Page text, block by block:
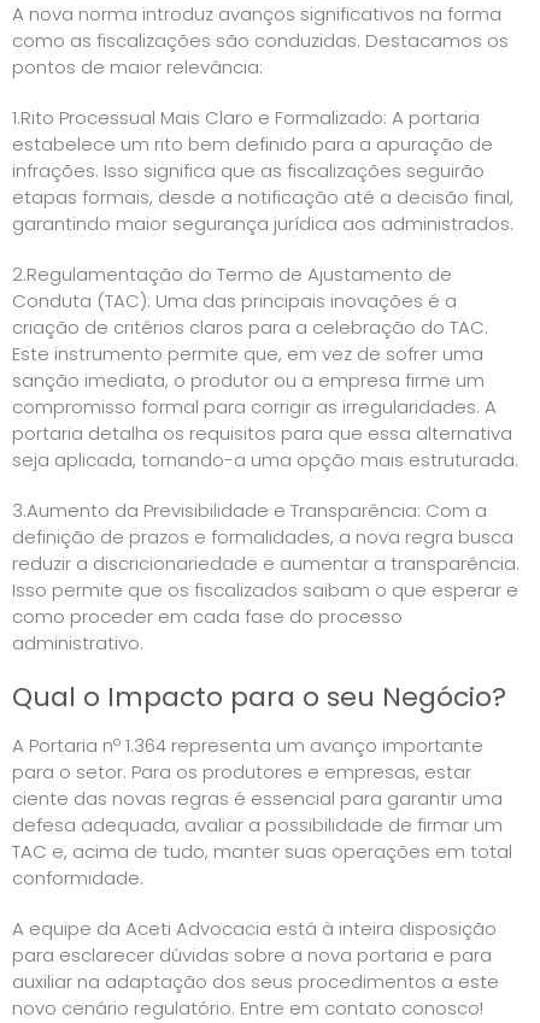
A nova norma introduz avanços significativos na forma
como as fiscalizações são conduzidas. Destacamos os
pontos de maior relevância:
1.Rito Processual Mais Claro e Formalizado: A portaria
estabelece um rito bem definido para a apuração de
infrações. Isso significa que as fiscalizações seguirão
etapas formais, desde a notificação até a decisão final,
garantindo maior segurança jurídica aos administrados.
2.Regulamentação do Termo de Ajustamento de
Conduta (TAC): Uma das principais inovações é a
criação de critérios claros para a celebração do TAC.
Este instrumento permite que, em vez de sofrer uma
sanção imediata, o produtor ou a empresa firme um
compromisso formal para corrigir as irregularidades. A
portaria detalha os requisitos para que essa alternativa
seja aplicada, tornando-a uma opção mais estruturada.
3.Aumento da Previsibilidade e Transparência: Com a
definição de prazos e formalidades, a nova regra busca
reduzir a discricionariedade e aumentar a transparência.
Isso permite que os fiscalizados saibam o que esperar e
como proceder em cada fase do processo
administrativo.
Qual o Impacto para o seu Negócio?
A Portaria nº 1.364 representa um avanço importante
para o setor. Para os produtores e empresas, estar
ciente das novas regras é essencial para garantir uma
defesa adequada, avaliar a possibilidade de firmar um
TAC e, acima de tudo, manter suas operações em total
conformidade.
A equipe da Aceti Advocacia está à inteira disposição
para esclarecer dúvidas sobre a nova portaria e para
auxiliar na adaptação dos seus procedimentos a este
novo cenário regulatório. Entre em contato conosco!